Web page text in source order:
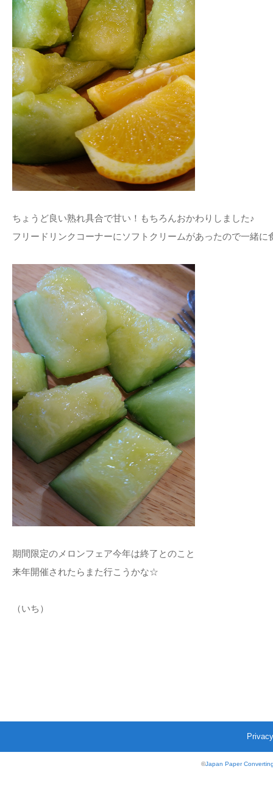
ちょうど良い熟れ具合で甘い！もちろんおかわりしました♪
フリードリンクコーナーにソフトクリームがあったので一緒
期間限定のメロンフェア今年は終了とのこと
来年開催されたらまた行こうかな☆
（いち）
©Japan Paper